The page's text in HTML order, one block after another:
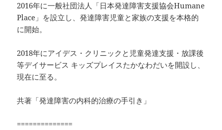
2016年に一般社団法人「日本発達障害支援協会Humane
Place」を設立し、発達障害児童と家族の支援を本格的
に開始。
2018年にアイデス・クリニックと児童発達支援・放課後
等デイサービス キッズプレイスたかなわだいを開設し、
現在に至る。
共著「発達障害の内科的治療の手引き」
==============